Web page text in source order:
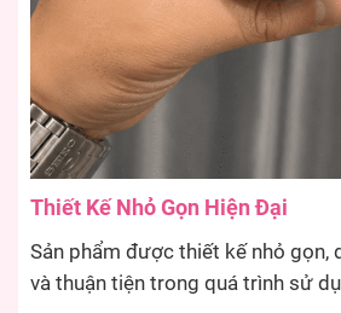
Thiết Kế Nhỏ Gọn Hiện Đại
Sản phẩm được thiết kế nhỏ gọn,
và thuận tiện trong quá trình sử